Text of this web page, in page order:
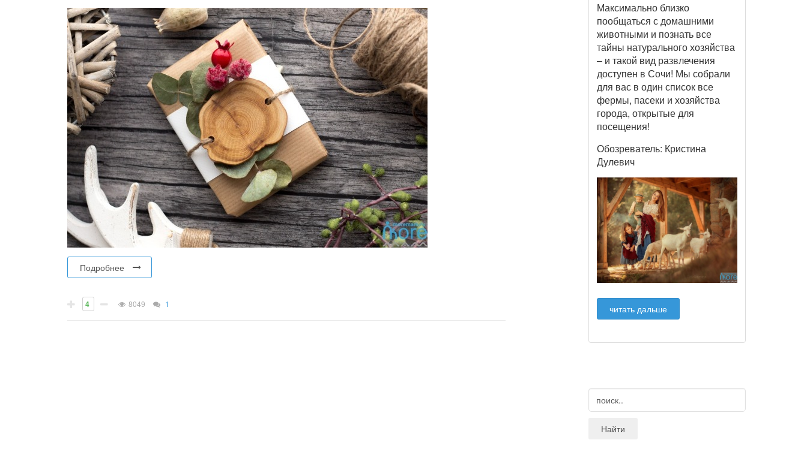
Подробнее
4 8049 1
Максимально близко
пообщаться с домашними
животными и познать все
тайны натурального хозяйства
– и такой вид развлечения
доступен в Сочи! Мы собрали
для вас в один список все
фермы, пасеки и хозяйства
города, открытые для
посещения!
Обозреватель: Кристина
Дулевич
читать дальше